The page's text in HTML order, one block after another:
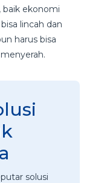
baik ekonomi
lincah dan
harus bisa
solusi